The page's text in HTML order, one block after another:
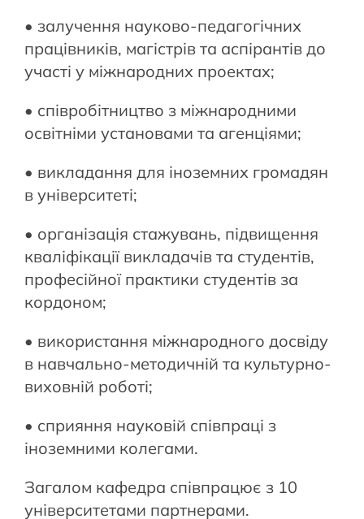
• залучення науково-педагогічних
працівників, магістрів та аспірантів до
участі у міжнародних проектах;
• співробітництво з міжнародними
освітніми установами та агенціями;
• викладання для іноземних громадян
в університеті;
• організація стажувань, підвищення
кваліфікації викладачів та студентів,
професійної практики студентів за
кордоном;
• використання міжнародного досвіду
в навчально-методичній та культурно-
виховній роботі;
• сприяння науковій співпраці з
іноземними колегами.
Загалом кафедра співпрацює з 10
університетами партнерами.